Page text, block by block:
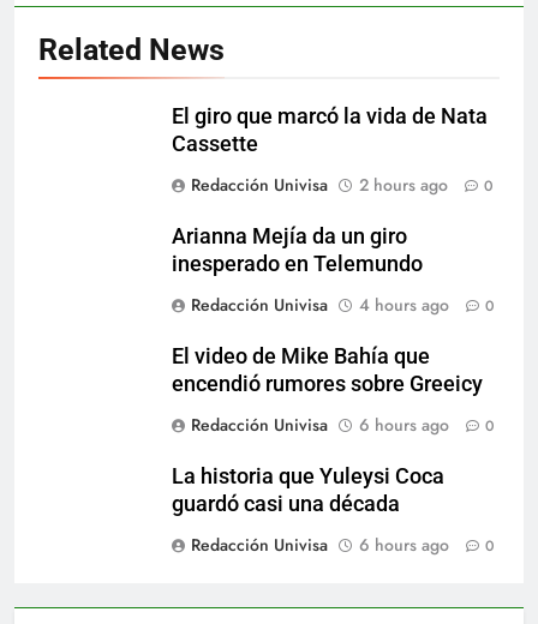
Related News
El giro que marcó la vida de Nata
Cassette
Redacción Univisa
2 hours ago 0
Arianna Mejía da un giro
inesperado en Telemundo
Redacción Univisa
4 hours ago 0
El video de Mike Bahía que
encendió rumores sobre Greeicy
Redacción Univisa
6 hours ago 0
La historia que Yuleysi Coca
guardó casi una década
Redacción Univisa
6 hours ago 0